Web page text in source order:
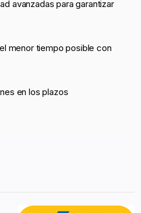
avanzadas para garantizar
menor tiempo posible con
en los plazos